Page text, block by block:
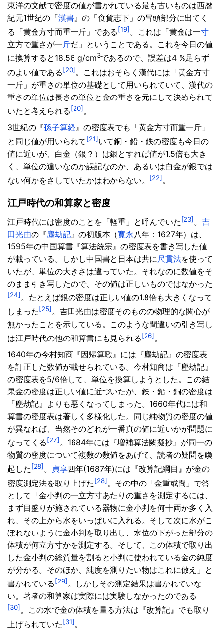
東洋の文献で密度の値が書かれている最も古いものは西暦
紀元1世紀の『漢書』の「食貨志下」の冒頭部分に出てく
る「黄金方寸而重一斤」である [19] 。これは「黄金は一寸
立方で重さが一斤だ」ということである。これを今日の値
に換算すると18.56 g/cm3であるので、誤差は4 %足らず
のよい値である [20] 。これはおそらく漢代には「黄金方寸
一斤」が重さの単位の基礎として用いられていて、漢代の
重さの単位は長さの単位と金の重さを元にして決められて
いたと考えられる [20] 。
3世紀の『孫子算経』の密度表でも「黄金方寸而重一斤」
と同じ値が用いられて [21] いて銅・鉛・鉄の密度も今日の
値に近いが、白金（銀？）は銀とすれば値が1.5倍も大き
く、単位の違いなのか誤記なのか、あるいは白金が銀では
ない何かをさしていたかはわからない。
[22] 。
江戸時代の和算家と密度
江戸時代には密度のことを「軽重」と呼んでいた [23] 。 吉
田光由の『塵劫記 』の初版本（寛永 八年：1627年）は、
1595年の中国算書『算法統宗』の密度表を書き写した値
が載っている。しかし中国書と日本は共に 尺貫法を使って
いたが、単位の大きさは違っていた。それなのに数値をそ
のまま引き写したので、その値は正しいものではなかった
[24] 。たとえば銀の密度は正しい値の1.8倍も大きくなって
しまった [25] 。吉田光由は密度そのものの物理的な関心が
無かったことを示している。このような間違いの引き写し
は江戸時代の他の和算書にも見られる [26] 。
1640年の今村知商『因帰算歌』には『塵劫記』の密度表
を訂正した数値が載せられている。今村知商は『塵劫記』
の密度表を5/6倍して、単位を換算しようとした。この結
果金の密度は正しい値に近づいたが、鉄・鉛・銅の密度は
『塵劫記』よりも悪くなってしまった。1660年代には和
算書の密度表は著しく多様化した。同じ純物質の密度の値
が異なれば、当然そのどれが一番真の値に近いかが問題に
なってくる [27] 。1684年には『増補算法闕擬抄』が同一の
物質の密度について複数の数値をあげて、読者の疑問を喚
起した [28] 。 貞享四年(1687年)には『改算記綱目』が金の
密度測定法を取り上げた [28] 。その中の「金重或問」で答
として「金小判の一立方寸あたりの重さを測定するには、
まず目盛りが施されている器物に金小判を何十両か多く入
れ、その上から水をいっぱいに入れる。そして次に水がこ
ぼれないように金小判を取り出し、水位の下がった部分の
体積が何立方寸かを測定する。そして、この体積で取り出
した金小判の総質量を割ると小判に使われている金の純度
が分かる。そのほか、純度を測りたい物はこれに倣え」と
書かれている [29] 。しかしその測定結果は書かれていな
い。著者の和算家は実際には実験しなかったのである
[30] 。この水で金の体積を量る方法は『改算記』でも取り
上げられていた[31]。